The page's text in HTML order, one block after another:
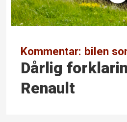
Kommentar: bilen
Dårlig
Renault